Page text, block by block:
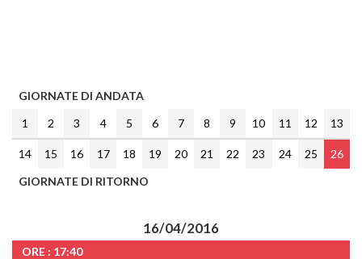
GIORNATE DI ANDATA
1
2 3 4 5 6 7 8 9 10 11 12 13
14 15 16 17 18 19 20 21 22 23 24 25
26
GIORNATE DI RITORNO
16/04/2016
ORE : 17:40